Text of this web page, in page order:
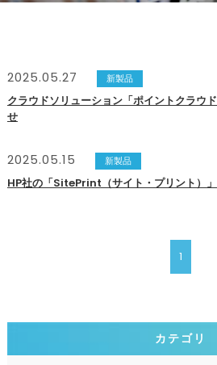
2025.05.27 新製品
クラウドソリューション「ポイントクラウ
せ
2025.05.15 新製品
HP社の「SitePrint（サイト・プリント）
1
カテゴリ